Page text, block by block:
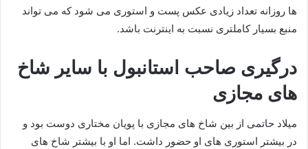
ها روزانه تعداد زیادی عکس پست و استوری می شود که می تواند
منبع بسیار کاملتری نسبت به اینترنت باشد.
درگیری صاحب استانبول با سایر شاخ
های مجازی
میلاد حاتمی از بین شاخ های مجازی با پویان مختاری دوست بود و
در بیشتر استوری های او حضور داشت. اما او با بیشتر شاخ های